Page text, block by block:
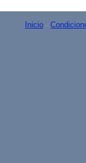
Inicio -